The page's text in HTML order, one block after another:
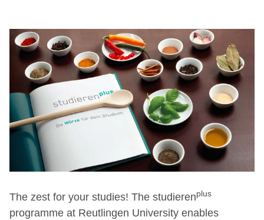
The zest for your studies! The studierenplus
programme at Reutlingen University enables